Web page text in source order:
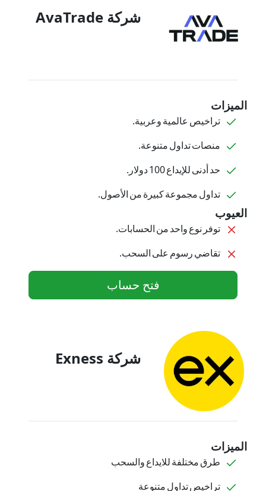
شركة AvaTrade
الميزات
تراخيص عالمية وعربية.
منصات تداول متنوعة.
حد أدنى للإيداع 100 دولار.
تداول مجموعة كبيرة من الأصول.
العيوب
توفر نوع واحد من الحسابات.
تقاضي رسوم على السحب.
فتح حساب
شركة Exness
الميزات
طرق مختلفة للايداع والسحب
تراخيص تداول متنوعة